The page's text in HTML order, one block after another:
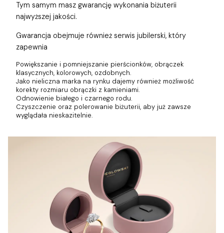
Tym samym masz gwarancję wykonania biżuterii
najwyższej jakości.
Gwarancja obejmuje również serwis jubilerski, który
zapewnia
Powiększanie i pomniejszanie pierścionków, obrączek
klasycznych, kolorowych, ozdobnych.
Jako nieliczna marka na rynku dajemy również możliwość
korekty rozmiaru obrączki z kamieniami.
Odnowienie białego i czarnego rodu.
Czyszczenie oraz polerowanie biżuterii, aby już zawsze
wyglądała nieskazitelnie.